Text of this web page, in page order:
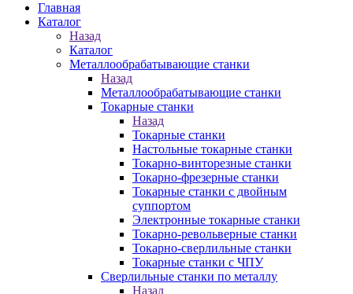
Главная
Каталог
Назад
Каталог
Металлообрабатывающие станки
Назад
Металлообрабатывающие станки
Токарные станки
Назад
Токарные станки
Настольные токарные станки
Токарно-винторезные станки
Токарно-фрезерные станки
Токарные станки с двойным
суппортом
Электронные токарные станки
Токарно-револьверные станки
Токарно-сверлильные станки
Токарные станки с ЧПУ
Сверлильные станки по металлу
Назад